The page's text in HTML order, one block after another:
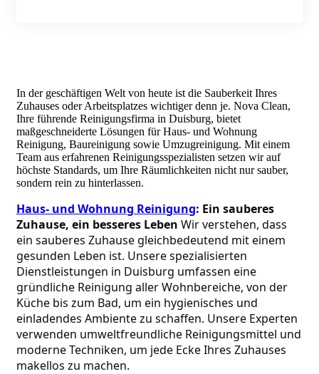
In der geschäftigen Welt von heute ist die Sauberkeit Ihres
Zuhauses oder Arbeitsplatzes wichtiger denn je. Nova Clean,
Ihre führende Reinigungsfirma in Duisburg, bietet
maßgeschneiderte Lösungen für Haus- und Wohnung
Reinigung, Baureinigung sowie Umzugreinigung. Mit einem
Team aus erfahrenen Reinigungsspezialisten setzen wir auf
höchste Standards, um Ihre Räumlichkeiten nicht nur sauber,
sondern rein zu hinterlassen.
Haus- und Wohnung Reinigung: Ein sauberes
Zuhause, ein besseres Leben Wir verstehen, dass
ein sauberes Zuhause gleichbedeutend mit einem
gesunden Leben ist. Unsere spezialisierten
Dienstleistungen in Duisburg umfassen eine
gründliche Reinigung aller Wohnbereiche, von der
Küche bis zum Bad, um ein hygienisches und
einladendes Ambiente zu schaffen. Unsere Experten
verwenden umweltfreundliche Reinigungsmittel und
moderne Techniken, um jede Ecke Ihres Zuhauses
makellos zu machen.